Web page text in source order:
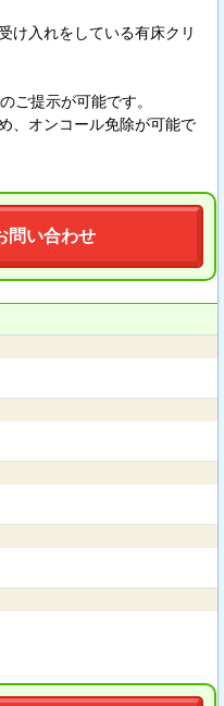
け入れをしている有床クリ
ご提示が可能です。
、オンコール免除が可能で
問い合わせ